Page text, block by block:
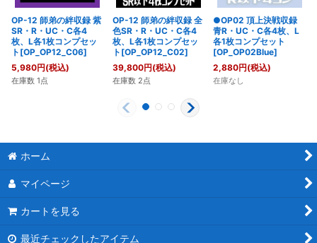
OP-12 師弟の絆収録 紫
SR・R・UC・C各4
枚、L各1枚コンプセッ
ト[OP_OP12_C06]
5,980円(税込)
在庫数 1点
OP-12 師弟の絆収録 全
色SR・R・UC・C各4
枚、L各1枚コンプセッ
ト[OP_OP12_C02]
39,800円(税込)
在庫数 2点
●OP02 頂上決戦収録
青R・UC・C各4枚、L
各1枚コンプセット
[OP_OP02Blue]
2,880円(税込)
在庫なし
ホーム
マイページ
カートを見る
最近チェックしたアイテム